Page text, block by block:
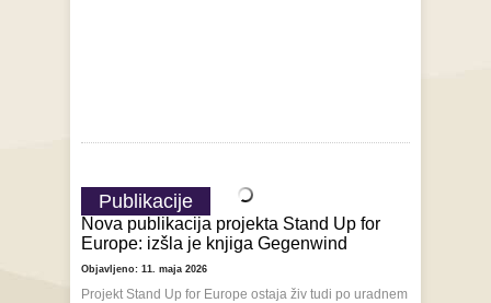
Publikacije
Nova publikacija projekta Stand Up for
Europe: izšla je knjiga Gegenwind
Objavljeno: 11. maja 2026
Projekt Stand Up for Europe ostaja živ tudi po uradnem